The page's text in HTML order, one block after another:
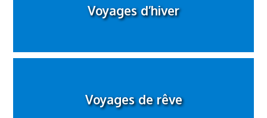
Voyages d’hiver
Voyages de rêve